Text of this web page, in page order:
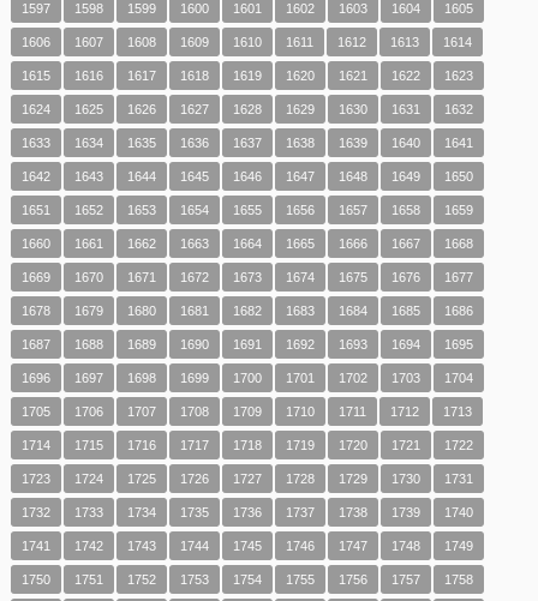
1597 1598 1599 1600 1601 1602 1603 1604 1605
1606 1607 1608 1609 1610 1611 1612 1613 1614
1615 1616 1617 1618 1619 1620 1621 1622 1623
1624 1625 1626 1627 1628 1629 1630 1631 1632
1633 1634 1635 1636 1637 1638 1639 1640 1641
1642 1643 1644 1645 1646 1647 1648 1649 1650
1651 1652 1653 1654 1655 1656 1657 1658 1659
1660 1661 1662 1663 1664 1665 1666 1667 1668
1669 1670 1671 1672 1673 1674 1675 1676 1677
1678 1679 1680 1681 1682 1683 1684 1685 1686
1687 1688 1689 1690 1691 1692 1693 1694 1695
1696 1697 1698 1699 1700 1701 1702 1703 1704
1705 1706 1707 1708 1709 1710 1711 1712 1713
1714 1715 1716 1717 1718 1719 1720 1721 1722
1723 1724 1725 1726 1727 1728 1729 1730 1731
1732 1733 1734 1735 1736 1737 1738 1739 1740
1741 1742 1743 1744 1745 1746 1747 1748 1749
1750 1751 1752 1753 1754 1755 1756 1757 1758